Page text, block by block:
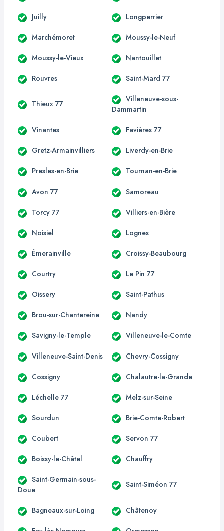
Juilly Longperrier
Marchémoret Moussy-le-Neuf
Moussy-le-Vieux Nantouillet
Rouvres Saint-Mard 77
Thieux 77
Villeneuve-sous-
Dammartin
Vinantes Favières 77
Gretz-Armainvilliers Liverdy-en-Brie
Presles-en-Brie Tournan-en-Brie
Avon 77 Samoreau
Torcy 77 Villiers-en-Bière
Noisiel Lognes
Émerainville Croissy-Beaubourg
Courtry Le Pin 77
Oissery Saint-Pathus
Brou-sur-Chantereine Nandy
Savigny-le-Temple Villeneuve-le-Comte
Villeneuve-Saint-Denis Chevry-Cossigny
Cossigny Chalautre-la-Grande
Léchelle 77 Melz-sur-Seine
Sourdun Brie-Comte-Robert
Coubert Servon 77
Boissy-le-Châtel Chauffry
Saint-Germain-sous-
Doue
Saint-Siméon 77
Bagneaux-sur-Loing Châtenoy